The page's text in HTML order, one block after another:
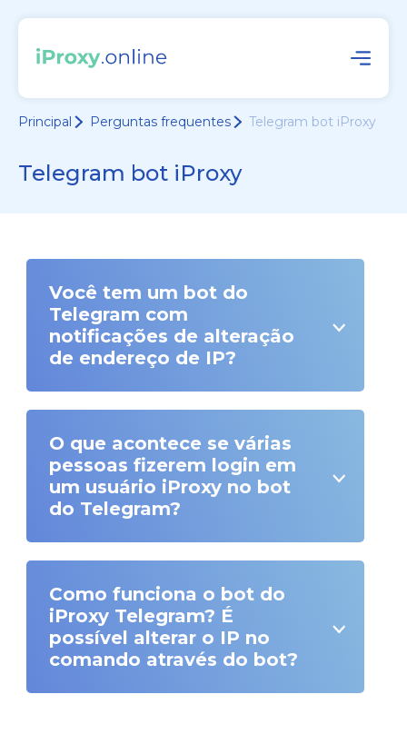
Principal Perguntas frequentes Telegram bot iProxy
Telegram bot iProxy
Você tem um bot do
Telegram com
notificações de alteração
de endereço de IP?
O que acontece se várias
pessoas fizerem login em
um usuário iProxy no bot
do Telegram?
Como funciona o bot do
iProxy Telegram? É
possível alterar o IP no
comando através do bot?